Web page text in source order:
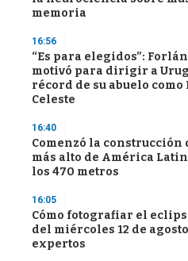
memoria
16:56
“Es para elegidos”:
motivó para dirigir a
récord de su abuelo como
Celeste
16:40
Comenzó la
más alto de América
los 470 metros
16:05
Cómo fotografiar el
del miércoles 12 de
expertos